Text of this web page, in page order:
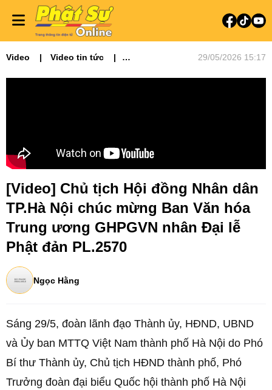
Video
Video tin tức
29/05/2026 15:17
[Video] Chủ tịch Hội đồng Nhân dân
TP.Hà Nội chúc mừng Ban Văn hóa
Trung ương GHPGVN nhân Đại lễ
Phật đản PL.2570
Ngọc Hằng
Sáng 29/5, đoàn lãnh đạo Thành ủy, HĐND, UBND
và Ủy ban MTTQ Việt Nam thành phố Hà Nội do Phó
Bí thư Thành ủy, Chủ tịch HĐND thành phố, Phó
Trưởng đoàn đại biểu Quốc hội thành phố Hà Nội